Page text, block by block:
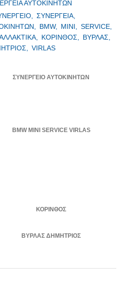
ΑΥΤΟΚΙΝΗΤΩΝ
ΣΥΝΕΡΓΕΙΑ,
BMW, MINI,
SERVICE,
ΚΟΡΙΝΘΟΣ,
ΒΥΡΛΑΣ,
VIRLAS
ΣΥΝΕΡΓΕΙΟ ΑΥΤΟΚΙΝΗΤΩΝ
BMW MINI SERVICE VIRLAS
ΚΟΡΙΝΘΟΣ
ΒΥΡΛΑΣ ΔΗΜΗΤΡIΟΣ